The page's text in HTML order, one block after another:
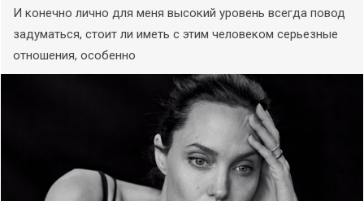
И конечно лично для меня высокий уровень всегда повод
задуматься, стоит ли иметь с этим человеком серьезные
отношения, особенно